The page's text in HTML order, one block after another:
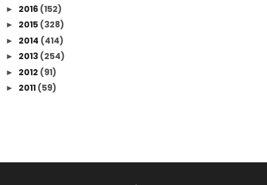
► 2016 (152)
► 2015 (328)
► 2014 (414)
► 2013 (254)
► 2012 (91)
► 2011 (59)